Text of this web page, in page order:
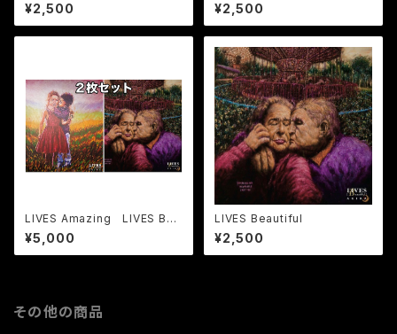
¥2,500 ¥2,500
LIVES Amazing LIVES Bea
utiful【2枚セット】
¥5,000
LIVES Beautiful
¥2,500
その他の商品